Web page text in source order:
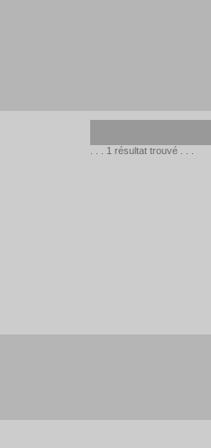
. . . 1 résultat trouvé . . .